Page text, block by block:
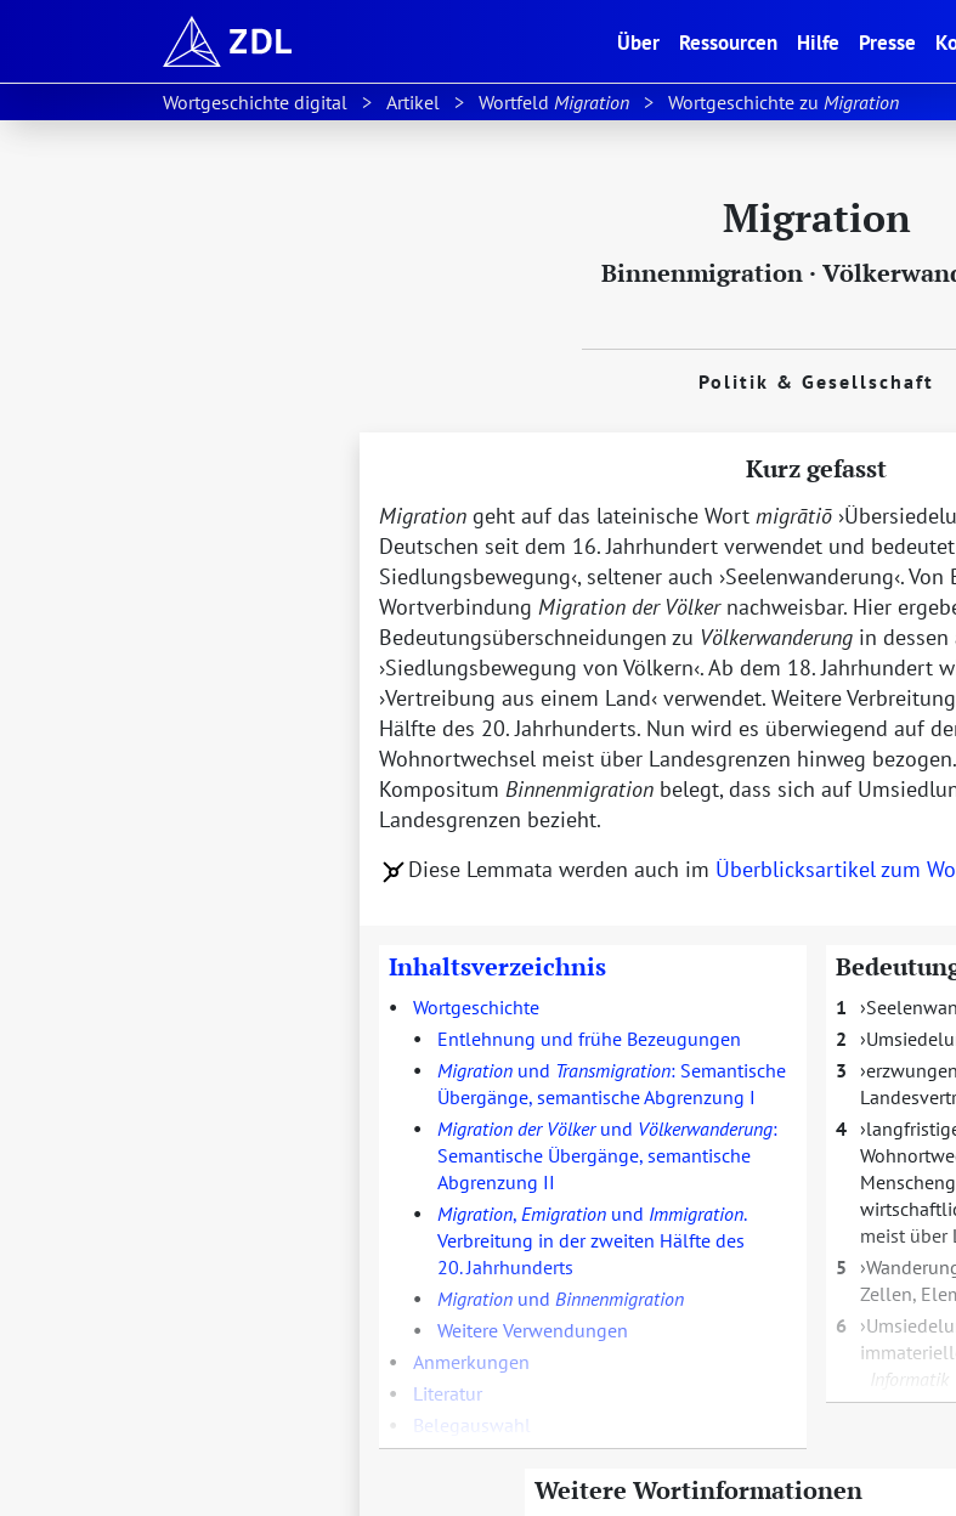
Über(current)
Ressourcen Hilfe Presse
Wortgeschichte digital Artikel WortfeldMigration Wortgeschichte zuMigration
Migration
Binnenmigration·
Politik & Gesellschaft
Kurz gefasst
Migration geht auf das lateinische Wort migrātiō
Deutschen seit dem 16. Jahrhundert verwendet und
Siedlungsbewegung , seltener auch Seelenwanderung . Von
Wortverbindung Migration der Völkernachweisbar. Hier
Bedeutungsüberschneidungen zu Völkerwanderung in
Siedlungsbewegung von Völkern . Ab dem 18. Jahrhundert
Vertreibung aus einem Land verwendet. Weitere
Hälfte des 20. Jahrhunderts. Nun wird es überwiegend auf
Wohnortwechsel meist über Landesgrenzen hinweg
Kompositum Binnenmigration belegt, dass sich auf
Landesgrenzen bezieht.
Diese Lemmata werden auch im Überblicksartikel zum
Inhaltsverzeichnis
•
Wortgeschichte
•
Entlehnung und frühe Bezeugungen
•
Migration und Transmigration: Semantische
Übergänge, semantische Abgrenzung I
•
Migration der Völkerund Völkerwanderung:
Semantische Übergänge, semantische
Abgrenzung II
•
Migration, Emigration und Immigration.
Verbreitung in der zweiten Hälfte des
20. Jahrhunderts
•
Migration und Binnenmigration
•
Weitere Verwendungen
•
Anmerkungen
•
Literatur
Belegauswahl
1
2
3
4
meist über
5
Zellen,
6
Informatik
Weitere Wortinformationen